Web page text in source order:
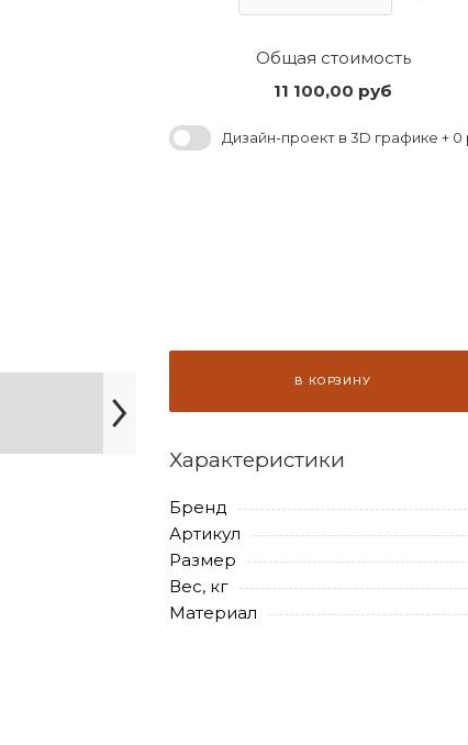
Общая стоимость
11 100,00 руб
Дизайн-проект в 3D графике + 0
В КОРЗИНУ
Характеристики
Бренд
Артикул
Размер
Вес, кг
Материал